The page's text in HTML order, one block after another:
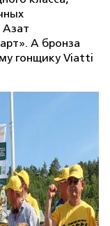
Азат
А бронза
гонщику Viatti